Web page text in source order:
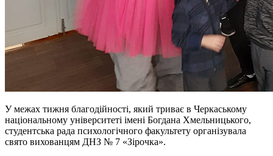
У межах тижня благодійності, який триває в Черкаському
національному університеті імені Богдана Хмельницького,
студентська рада психологічного факультету організувала
свято вихованцям ДНЗ № 7 «Зірочка».